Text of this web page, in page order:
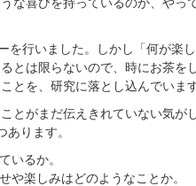
を行いました。しかし「何が楽
とは限らないので、時にお茶を
とを、研究に落とし込んでいます
とがまだ伝えきれていない気が
ります。
いるか。
や楽しみはどのようなことか。